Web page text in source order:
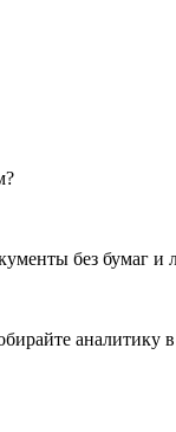
без бумаг и
аналитику